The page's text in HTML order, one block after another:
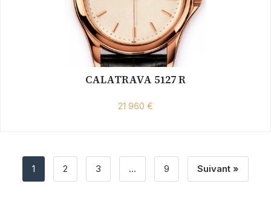
CALATRAVA 5127 R
21 960 €
1 2 3 … 9 Suivant »